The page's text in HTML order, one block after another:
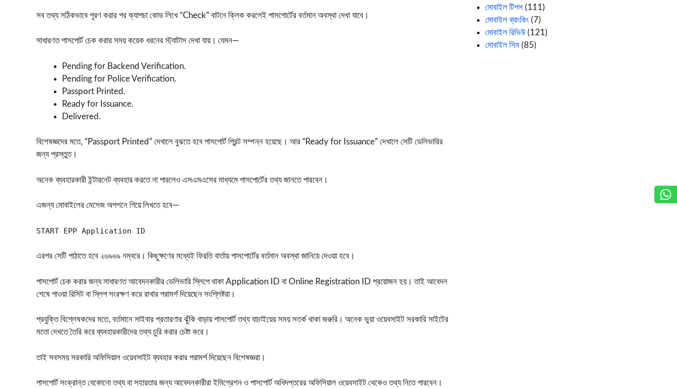
সব তথ্য সঠিকভাবে পূরণ করার পর ক্যাপচা কোড লিখে “Check” বাটনে ক্লিক করলেই পাসপোর্টের বর্তমান অবস্থা দেখা যাবে।
সাধারণত পাসপোর্ট চেক করার সময় কয়েক ধরনের স্ট্যাটাস দেখা যায়। যেমন—
Pending for Backend Verification.
Pending for Police Verification.
Passport Printed.
Ready for Issuance.
Delivered.
বিশেষজ্ঞদের মতে, “Passport Printed” দেখালে বুঝতে হবে পাসপোর্ট প্রিন্ট সম্পন্ন হয়েছে। আর “Ready for Issuance” দেখালে সেটি ডেলিভারির
জন্য প্রস্তুত।
অনেক ব্যবহারকারী ইন্টারনেট ব্যবহার করতে না পারলেও এসএমএসের মাধ্যমে পাসপোর্টের তথ্য জানতে পারবেন।
এজন্য মোবাইলের মেসেজ অপশনে গিয়ে লিখতে হবে—
START EPP Application ID
এরপর সেটি পাঠাতে হবে ২৬৯৬৯ নম্বরে। কিছুক্ষণের মধ্যেই ফিরতি বার্তায় পাসপোর্টের বর্তমান অবস্থা জানিয়ে দেওয়া হবে।
পাসপোর্ট চেক করার জন্য সাধারণত আবেদনকারীর ডেলিভারি স্লিপে থাকা Application ID বা Online Registration ID প্রয়োজন হয়। তাই আবেদন
শেষে পাওয়া রিসিট বা স্লিপ সংরক্ষণ করে রাখার পরামর্শ দিয়েছেন সংশ্লিষ্টরা।
প্রযুক্তি বিশ্লেষকদের মতে, বর্তমানে সাইবার প্রতারণার ঝুঁকি বাড়ায় পাসপোর্ট তথ্য যাচাইয়ের সময় সতর্ক থাকা জরুরি। অনেক ভুয়া ওয়েবসাইট সরকারি সাইটের
মতো দেখতে তৈরি করে ব্যবহারকারীদের তথ্য চুরি করার চেষ্টা করে।
তাই সবসময় সরকারি অফিসিয়াল ওয়েবসাইট ব্যবহার করার পরামর্শ দিয়েছেন বিশেষজ্ঞরা।
পাসপোর্ট সংক্রান্ত যেকোনো তথ্য বা সহায়তার জন্য আবেদনকারীরা ইমিগ্রেশন ও পাসপোর্ট অধিদপ্তরের অফিসিয়াল ওয়েবসাইট থেকেও তথ্য নিতে পারবেন।
মোবাইল টিপস (111)
মোবাইল ব্যাংকিং (7)
মোবাইল রিভিউ (121)
মোবাইল সিম (85)